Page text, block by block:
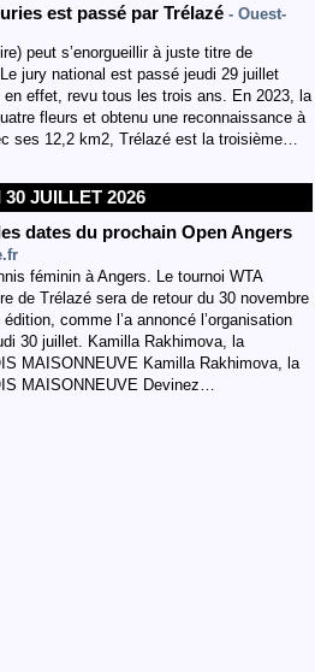
est passé par Trélazé - Ouest-
peut s’enorgueillir à juste titre de
jury national est passé jeudi 29 juillet
effet, revu tous les trois ans. En 2023, la
fleurs et obtenu une reconnaissance à
ses 12,2 km2, Trélazé est la troisième…
30 JUILLET 2026
dates du prochain Open Angers
féminin à Angers. Le tournoi WTA
de Trélazé sera de retour du 30 novembre
comme l’a annoncé l’organisation
30 juillet. Kamilla Rakhimova, la
MAISONNEUVE Kamilla Rakhimova, la
MAISONNEUVE Devinez…